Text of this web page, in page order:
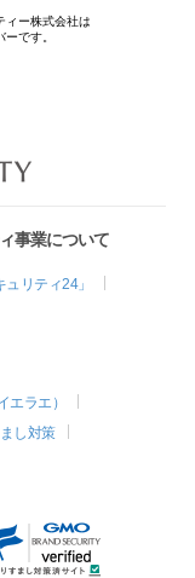
ィー株式会社は
です。
事業について
リティ24」
エラエ）
し対策